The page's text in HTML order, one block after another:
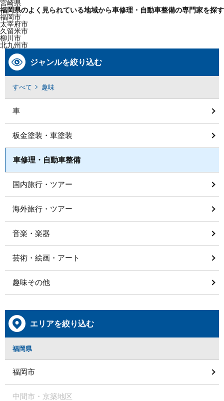
宮崎県
福岡県のよく見られている地域から車修理・自動車整備の専門家を探す
福岡市
太宰府市
久留米市
柳川市
北九州市
ジャンルを絞り込む
すべて 趣味
車
板金塗装・車塗装
車修理・自動車整備
国内旅行・ツアー
海外旅行・ツアー
音楽・楽器
芸術・絵画・アート
趣味その他
エリアを絞り込む
福岡県
福岡市
中間市・京築地区